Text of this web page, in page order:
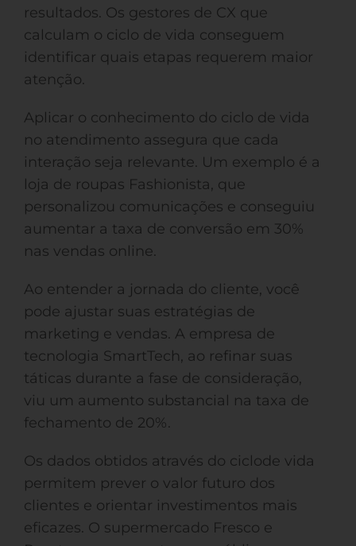
resultados. Os gestores de CX que
calculam o ciclo de vida conseguem
identificar quais etapas requerem maior
atenção.
Aplicar o conhecimento do ciclo de vida
no atendimento assegura que cada
interação seja relevante. Um exemplo é a
loja de roupas Fashionista, que
personalizou comunicações e conseguiu
aumentar a taxa de conversão em 30%
nas vendas online.
Ao entender a jornada do cliente, você
pode ajustar suas estratégias de
marketing e vendas. A empresa de
tecnologia SmartTech, ao refinar suas
táticas durante a fase de consideração,
viu um aumento substancial na taxa de
fechamento de 20%.
Os dados obtidos através do ciclode vida
permitem prever o valor futuro dos
clientes e orientar investimentos mais
eficazes. O supermercado Fresco e